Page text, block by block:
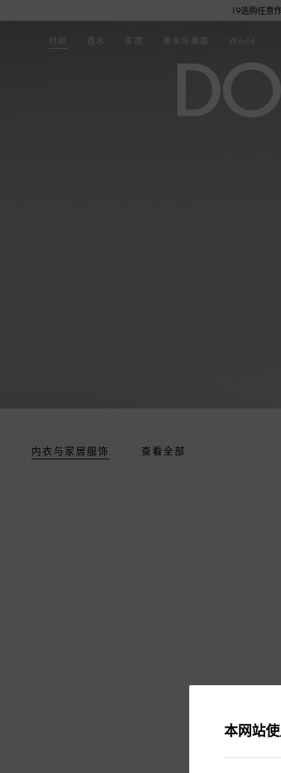
七夕礼赠：7.16-8.19选购任意作品，单笔订单
时尚 香水 家居 美食与美酒 World
内衣与家居服饰 查看全部
本网站